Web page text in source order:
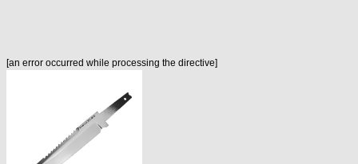
[an error occurred while processing the directive]